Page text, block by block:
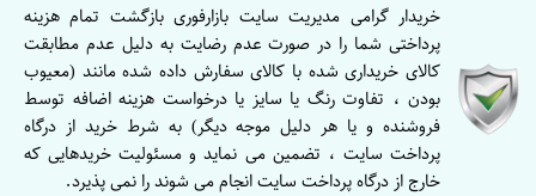
خریدار گرامی مدیریت سایت بازارفوری بازگشت تمام هزینه
پرداختی شما را در صورت عدم رضایت به دلیل عدم مطابقت
کالای خریداری شده با کالای سفارش داده شده مانند (معیوب
بودن ، تفاوت رنگ یا سایز یا درخواست هزینه اضافه توسط
فروشنده و یا هر دلیل موجه دیگر) به شرط خرید از درگاه
پرداخت سایت ، تضمین می نماید و مسئولیت خریدهایی که
خارج از درگاه پرداخت سایت انجام می شوند را نمی پذیرد.